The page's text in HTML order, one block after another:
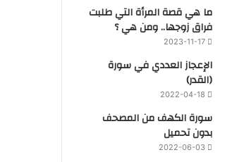
ما هي قصة المرأة التي طلبت
فراق زوجها.. ومن هي ؟
2023-11-17
‏الإعجاز العددي في سورة
(القدر)
2022-04-18
سورة الكهف من المصحف
بدون تحميل
2022-06-03